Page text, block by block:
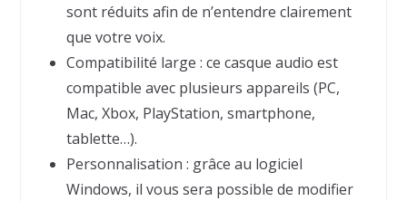
sont réduits afin de n’entendre clairement
que votre voix.
Compatibilité large : ce casque audio est
compatible avec plusieurs appareils (PC,
Mac, Xbox, PlayStation, smartphone,
tablette…).
Personnalisation : grâce au logiciel
Windows, il vous sera possible de modifier